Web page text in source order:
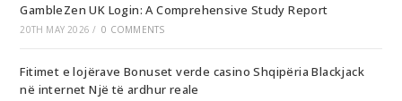
GambleZen UK Login: A Comprehensive Study Report
20TH MAY 2026 / 0 COMMENTS
Fitimet e lojërave Bonuset verde casino Shqipëria Blackjack
në internet Një të ardhur reale